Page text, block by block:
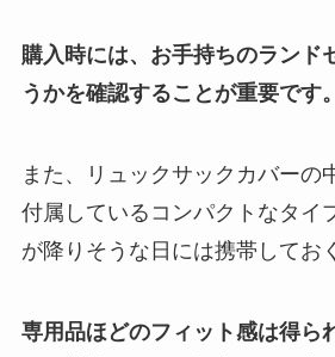
購入時には、お手持ちのランド
うかを確認することが重要です。
また、リュックサックカバーの
付属しているコンパクトなタイ
が降りそうな日には携帯してお
専用品ほどのフィット感は得ら